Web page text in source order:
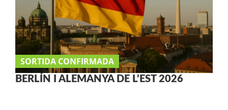
SORTIDA CONFIRMADA
BERLÍN I ALEMANYA DE L’EST 2026